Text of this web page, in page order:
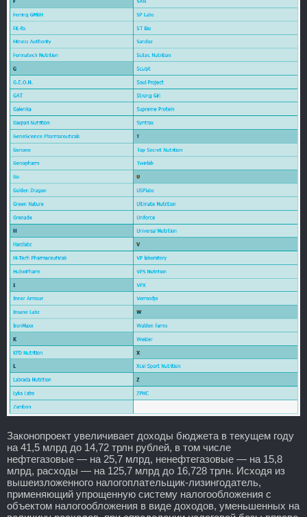
Законопроект увеличивает доходы бюджета в текущем году
на 41,5 млрд до 14,72 трлн рублей, в том числе
нефтегазовые — на 25,7 млрд, ненефтегазовые — на 15,8
млрд, расходы — на 125,7 млрд до 16,728 трлн. Исходя из
вышеизложенного налогоплательщик-лизингодатель,
применяющий упрощенную систему налогообложения с
объектом налогообложения в виде доходов, уменьшенных на